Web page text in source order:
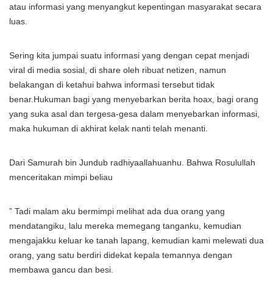
atau informasi yang menyangkut kepentingan masyarakat secara
luas.
Sering kita jumpai suatu informasi yang dengan cepat menjadi
viral di media sosial, di share oleh ribuat netizen, namun
belakangan di ketahui bahwa informasi tersebut tidak
benar.Hukuman bagi yang menyebarkan berita hoax, bagi orang
yang suka asal dan tergesa-gesa dalam menyebarkan informasi,
maka hukuman di akhirat kelak nanti telah menanti.
Dari Samurah bin Jundub radhiyaallahuanhu. Bahwa Rosulullah
menceritakan mimpi beliau
” Tadi malam aku bermimpi melihat ada dua orang yang
mendatangiku, lalu mereka memegang tanganku, kemudian
mengajakku keluar ke tanah lapang, kemudian kami melewati dua
orang, yang satu berdiri didekat kepala temannya dengan
membawa gancu dan besi.